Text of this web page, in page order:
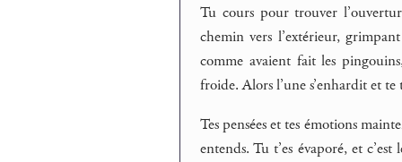
Tu cours pour trouver
chemin vers l’extérieur,
comme avaient fait les
froide. Alors l’une s’enhardit et
Tes pensées et tes émotions
entends. Tu t’es évaporé, et